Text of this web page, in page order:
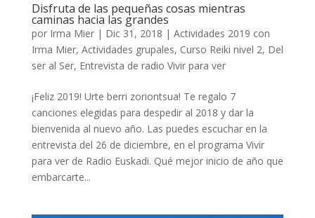
Disfruta de las pequeñas cosas mientras
caminas hacia las grandes
por Irma Mier| Dic 31, 2018 | Actividades 2019 con
Irma Mier, Actividades grupales, Curso Reiki nivel 2, Del
ser al Ser, Entrevista de radio Vivir para ver
¡Feliz 2019! Urte berri zoriontsua! Te regalo 7
canciones elegidas para despedir al 2018 y dar la
bienvenida al nuevo año. Las puedes escuchar en la
entrevista del 26 de diciembre, en el programa Vivir
para ver de Radio Euskadi. Qué mejor inicio de año que
embarcarte...